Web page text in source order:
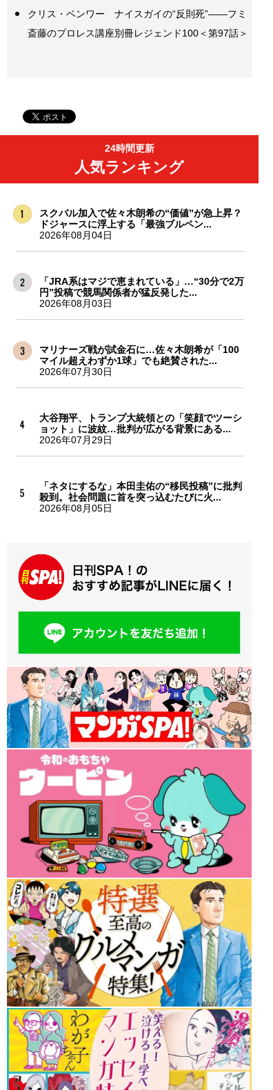
クリス・ベンワー ナイスガイの“反則死”――フミ
斎藤のプロレス講座別冊レジェンド100＜第97話＞
24時間更新
人気ランキング
スクバル加入で佐々木朗希の“価値”が急上昇？
ドジャースに浮上する「最強ブルペン...
2026年08月04日
「JRA系はマジで恵まれている」…“30分で2万
円”投稿で競馬関係者が猛反発した...
2026年08月03日
マリナーズ戦が試金石に…佐々木朗希が「100
マイル超えわずか1球」でも絶賛された...
2026年07月30日
大谷翔平、トランプ大統領との「笑顔でツーシ
ョット」に波紋…批判が広がる背景にある...
2026年07月29日
「ネタにするな」本田圭佑の“移民投稿”に批判
殺到。社会問題に首を突っ込むたびに火...
2026年08月05日